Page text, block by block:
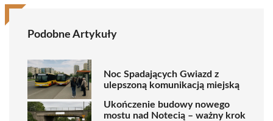
Podobne Artykuły
Noc Spadających Gwiazd z
ulepszoną komunikacją miejską
Ukończenie budowy nowego
mostu nad Notecią – ważny krok